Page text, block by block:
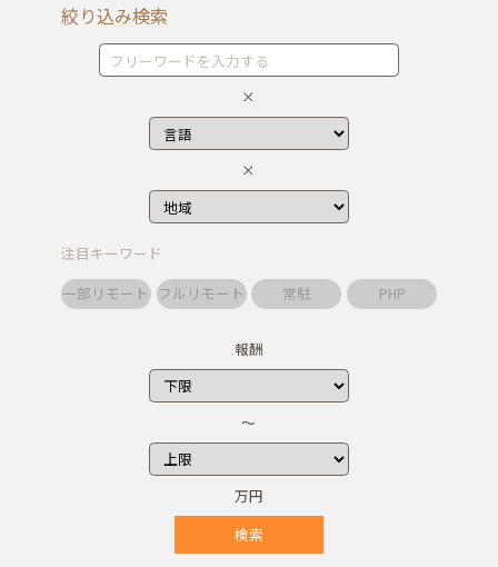
案件をさがす
絞り込み検索
×
×
注目キーワード
一部リモート フルリモート 常駐
報酬